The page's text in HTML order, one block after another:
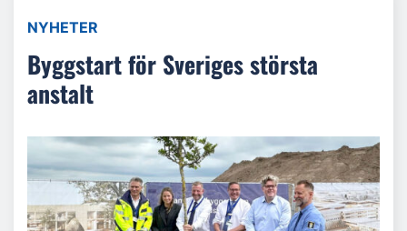
NYHETER
Byggstart för Sveriges största
anstalt